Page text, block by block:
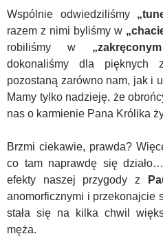
Wspólnie odwiedziliśmy
razem z nimi byliśmy w
robiliśmy w
dokonaliśmy dla pięknych
pozostaną zarówno nam, jak i
Mamy tylko nadzieję, że
nas o karmienie Pana Królika
Brzmi ciekawie, prawda?
co tam naprawdę się
efekty naszej przygody z
anomorficznymi i przekonajcie
stała się na kilka chwil
męża.